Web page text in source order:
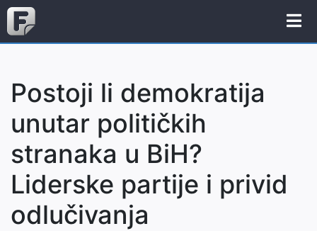
Postoji li demokratija
unutar političkih
stranaka u BiH?
Liderske partije i privid
odlučivanja